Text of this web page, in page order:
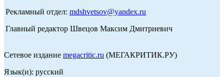
Рекламный отдел: mdshvetsov@yandex.ru
Главный редактор Швецов Максим Дмитриевич
Сетевое издание megacritic.ru (МЕГАКРИТИК.РУ)
Язык(и): русский